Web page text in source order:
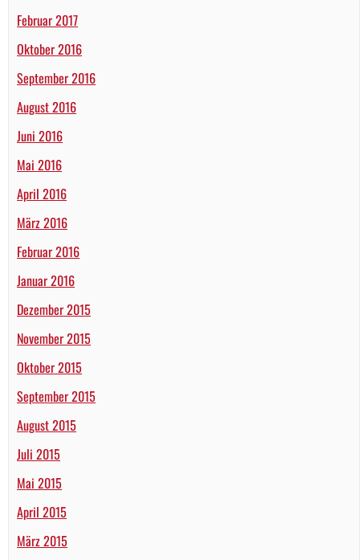
Februar 2017
Oktober 2016
September 2016
August 2016
Juni 2016
Mai 2016
April 2016
März 2016
Februar 2016
Januar 2016
Dezember 2015
November 2015
Oktober 2015
September 2015
August 2015
Juli 2015
Mai 2015
April 2015
März 2015